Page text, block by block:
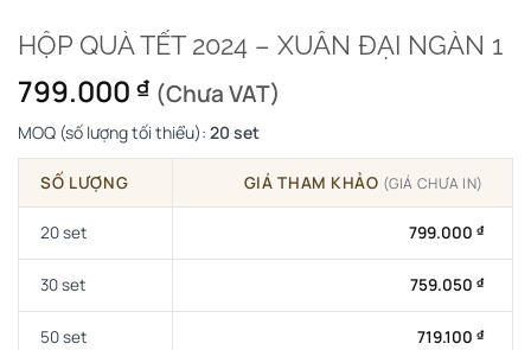
HỘP QUÀ TẾT 2024 – XUÂN ĐẠI NGÀN 1
799.000 ₫ (Chưa VAT)
MOQ (số lượng tối thiểu): 20 set
SỐ LƯỢNG GIÁ THAM KHẢO (GIÁ CHƯA IN)
20 set 799.000 ₫
30 set 759.050 ₫
50 set 719.100 ₫